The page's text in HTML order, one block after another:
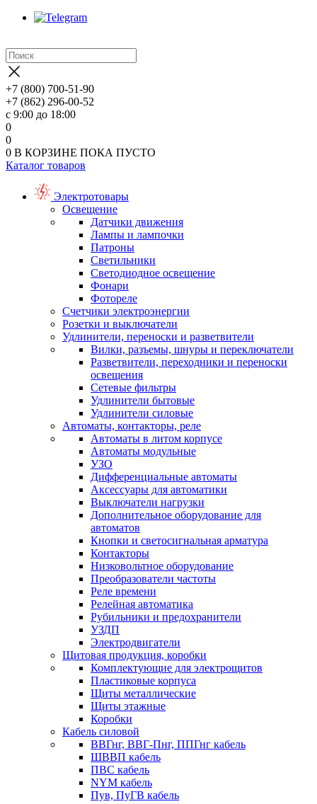
+7 (800) 700-51-90
+7 (862) 296-00-52
с 9:00 до 18:00
0
0
0 В КОРЗИНЕ ПОКА ПУСТО
Каталог товаров
Электротовары
Освещение
Датчики движения
Лампы и лампочки
Патроны
Светильники
Светодиодное освещение
Фонари
Фотореле
Счетчики электроэнергии
Розетки и выключатели
Удлинители, переноски и разветвители
Вилки, разъемы, шнуры и переключатели
Разветвители, переходники и переноски
освещения
Сетевые фильтры
Удлинители бытовые
Удлинители силовые
Автоматы, контакторы, реле
Автоматы в литом корпусе
Автоматы модульные
УЗО
Дифференциальные автоматы
Аксессуары для автоматики
Выключатели нагрузки
Дополнительное оборудование для
автоматов
Кнопки и светосигнальная арматура
Контакторы
Низковольтное оборудование
Преобразователи частоты
Реле времени
Релейная автоматика
Рубильники и предохранители
УЗДП
Электродвигатели
Щитовая продукция, коробки
Комплектующие для электрощитов
Пластиковые корпуса
Щиты металлические
Щиты этажные
Коробки
Кабель силовой
ВВГнг, ВВГ-Пнг, ППГнг кабель
ШВВП кабель
ПВС кабель
NYM кабель
Пув, ПуГВ кабель